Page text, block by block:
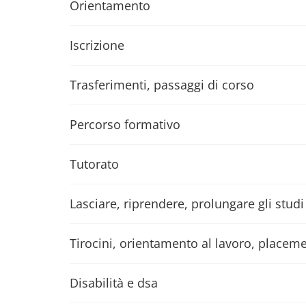
Orientamento
Iscrizione
Trasferimenti, passaggi di corso
Percorso formativo
Tutorato
Lasciare, riprendere, prolungare gli studi
Tirocini, orientamento al lavoro,
Disabilità e dsa